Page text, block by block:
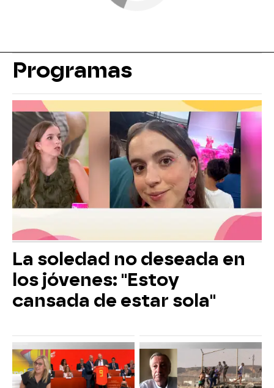
Programas
La soledad no deseada en
los jóvenes: "Estoy
cansada de estar sola"